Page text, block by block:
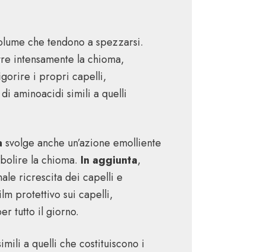
che tendono a spezzarsi.
intensamente la chioma,
i propri capelli,
aminoacidi simili a quelli
svolge anche un’azione emolliente
la chioma. In aggiunta,
ricrescita dei capelli e
protettivo sui capelli,
tutto il giorno.
a quelli che costituiscono i